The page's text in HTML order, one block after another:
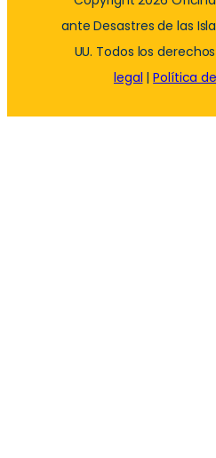
ante Desastres de las
UU. Todos los
legal |Política